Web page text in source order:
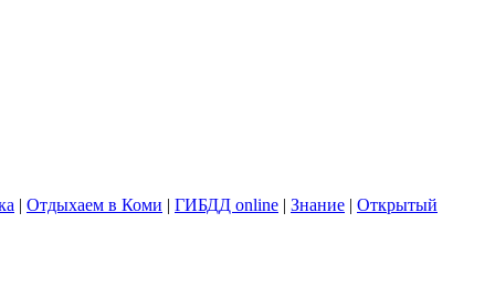
| Отдыхаем в Коми | ГИБДД online | Знание | Открытый